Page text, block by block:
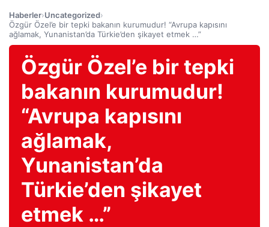
Haberler›Uncategorized›
Özgür Özel’e bir tepki bakanın kurumudur! “Avrupa kapısını
ağlamak, Yunanistan’da Türkie’den şikayet etmek …”
Özgür Özel’e bir tepki
bakanın kurumudur!
“Avrupa kapısını
ağlamak,
Yunanistan’da
Türkie’den şikayet
etmek …”